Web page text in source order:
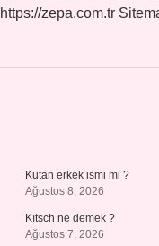
https://zepa.com.tr
Kutan erkek ismi mi ?
Ağustos 8, 2026
Kıtsch ne demek ?
Ağustos 7, 2026